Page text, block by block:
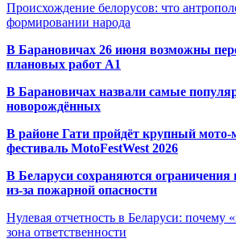
Происхождение белорусов: что
формировании народа
В Барановичах 26 июня возможны
плановых работ A1
В Барановичах назвали самые
новорождённых
В районе Гати пройдёт крупный
фестиваль MotoFestWest 2026
В Беларуси сохраняются ограничения
из-за пожарной опасности
Нулевая отчетность в Беларуси: почему
зона ответственности